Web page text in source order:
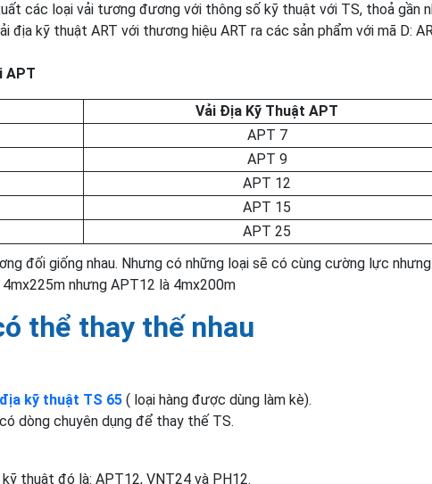
các loại vải tương đương với thông số kỹ thuật với TS, thoả gần
địa kỹ thuật ART với thương hiệu ART ra các sản phẩm với mã D:
APT
Vải Địa Kỹ Thuật APT
APT 7
APT 9
APT 12
APT 15
APT 25
đối giống nhau. Nhưng có những loại sẽ có cùng cường lực nhưng
nhưng APT12 là 4mx200m
thể thay thế nhau
kỹ thuật TS 65 ( loại hàng được dùng làm kè).
dòng chuyên dụng để thay thế TS.
thuật đó là: APT12, VNT24 và PH12.